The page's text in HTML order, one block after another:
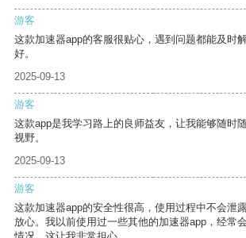
游客
这款加速器app的客服很贴心，遇到问题都能及时
好。
2025-09-13
游客
这款app是我学习路上的良师益友，让我能够随时
视野。
2025-09-13
游客
这款加速器app的安全性很高，使用过程中不会泄
放心。我以前使用过一些其他的加速器app，经常